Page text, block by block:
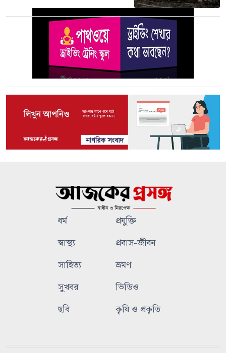
ধর্ম
প্রযুক্তি
স্বাস্থ্য
প্রবাস-জীবন
সাহিত্য
ভ্রমণ
সুখবর
ভিডিও
ছবি
কৃষি ও প্রকৃতি